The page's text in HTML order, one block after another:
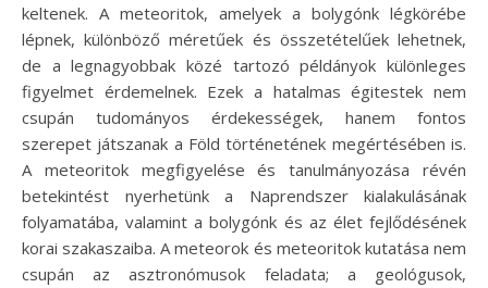
keltenek. A meteoritok, amelyek a bolygónk légkörébe
lépnek, különböző méretűek és összetételűek lehetnek,
de a legnagyobbak közé tartozó példányok különleges
figyelmet érdemelnek. Ezek a hatalmas égitestek nem
csupán tudományos érdekességek, hanem fontos
szerepet játszanak a Föld történetének megértésében is.
A meteoritok megfigyelése és tanulmányozása révén
betekintést nyerhetünk a Naprendszer kialakulásának
folyamatába, valamint a bolygónk és az élet fejlődésének
korai szakaszaiba. A meteorok és meteoritok kutatása nem
csupán az asztronómusok feladata; a geológusok,